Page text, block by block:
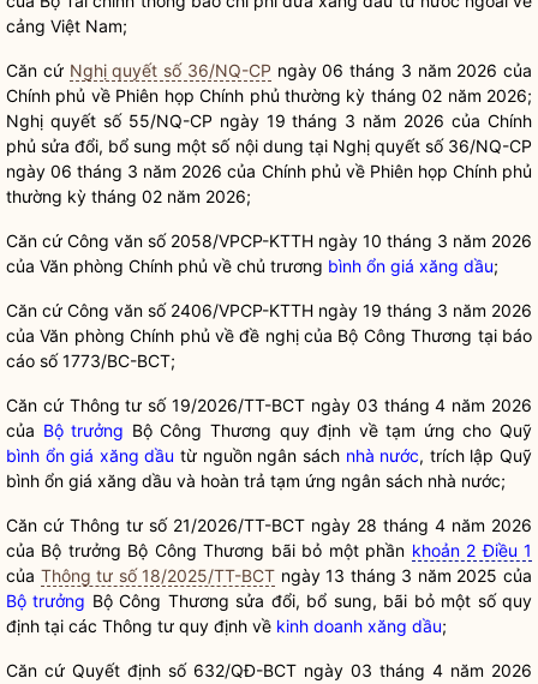
cảng Việt Nam;
Căn cứ Nghị quyết số 36/NQ-CP ngày 06 tháng 3 năm 2026 của
Chính phủ về Phiên họp Chính phủ thường kỳ tháng 02 năm 2026;
Nghị quyết số55/NQ-CP ngày 19 tháng 3 năm 2026 của Chính
phủ sửađổi, bổ sung một số nội dung tại Nghị quyết số 36/NQ-CP
ngày 06 tháng 3 năm 2026 của Chính phủ về Phiên họp Chính phủ
thường kỳ tháng 02 năm 2026;
Căn cứ Công văn số 2058/VPCP-KTTH ngày 10 tháng 3 năm 2026
của Văn phòng Chính phủ về chủ trương bình ổn giá xăng dầu;
Căn cứ Công văn số 2406/VPCP-KTTH ngày 19 tháng 3 năm 2026
của Văn phòng Chính phủ vềđề nghị của Bộ Công Thương tại báo
cáo số 1773/BC-BCT;
Căn cứ Thôngtư số19/2026/TT-BCT ngày 03 tháng 4 năm 2026
của Bộ trưởng Bộ Công Thương quy định vềtạm ứng cho Quỹ
bình ổn giá xăng dầu từ nguồn ngân sách nhà nước, trích lập Quỹ
bình ổn giá xăng dầu và hoàn trả tạm ứng ngân sách nhà nước;
Căn cứ Thông tư số 21/2026/TT-BCT ngày 28 tháng 4 năm 2026
của Bộ trưởng Bộ Công Thương bãi bỏ một phần khoản 2 Điều 1
của Thông tư số 18/2025/TT-BCT ngày13 tháng 3 năm 2025 của
Bộ trưởng Bộ Công Thương sửa đổi, bổ sung, bãi bỏ một số quy
định tại các Thông tư quy định về kinh doanh xăng dầu;
Căn cứ Quyết định số632/QĐ-BCT ngày 03 tháng 4 năm 2026